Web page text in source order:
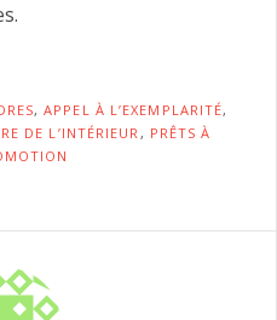
,APPEL À L’EXEMPLARITÉ,
DE L’INTÉRIEUR, PRÊTS À